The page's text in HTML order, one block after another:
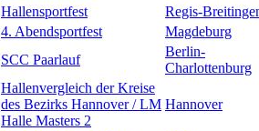
Hallensportfest
Regis-
4. Abendsportfest
Magdeburg
SCC Paarlauf
Berlin-
Charlottenburg
Hallenvergleich der Kreise
des Bezirks Hannover / LM
Halle Masters 2
Hannover